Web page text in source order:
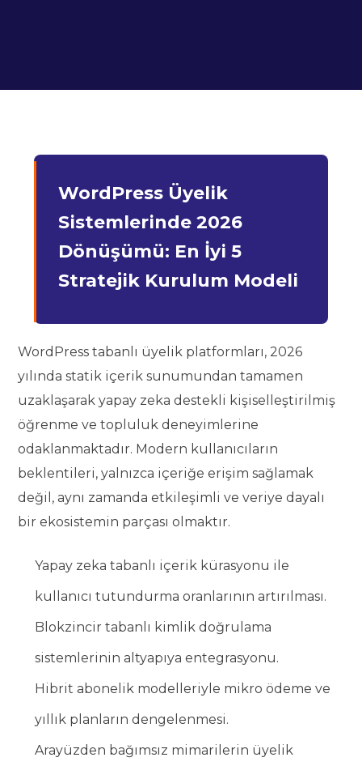
WordPress Üyelik
Sistemlerinde 2026
Dönüşümü: En İyi 5
Stratejik Kurulum Modeli
WordPress tabanlı üyelik platformları, 2026
yılında statik içerik sunumundan tamamen
uzaklaşarak yapay zeka destekli kişiselleştirilmiş
öğrenme ve topluluk deneyimlerine
odaklanmaktadır. Modern kullanıcıların
beklentileri, yalnızca içeriğe erişim sağlamak
değil, aynı zamanda etkileşimli ve veriye dayalı
bir ekosistemin parçası olmaktır.
Yapay zeka tabanlı içerik kürasyonu ile
kullanıcı tutundurma oranlarının artırılması.
Blokzincir tabanlı kimlik doğrulama
sistemlerinin altyapıya entegrasyonu.
Hibrit abonelik modelleriyle mikro ödeme ve
yıllık planların dengelenmesi.
Arayüzden bağımsız mimarilerin üyelik